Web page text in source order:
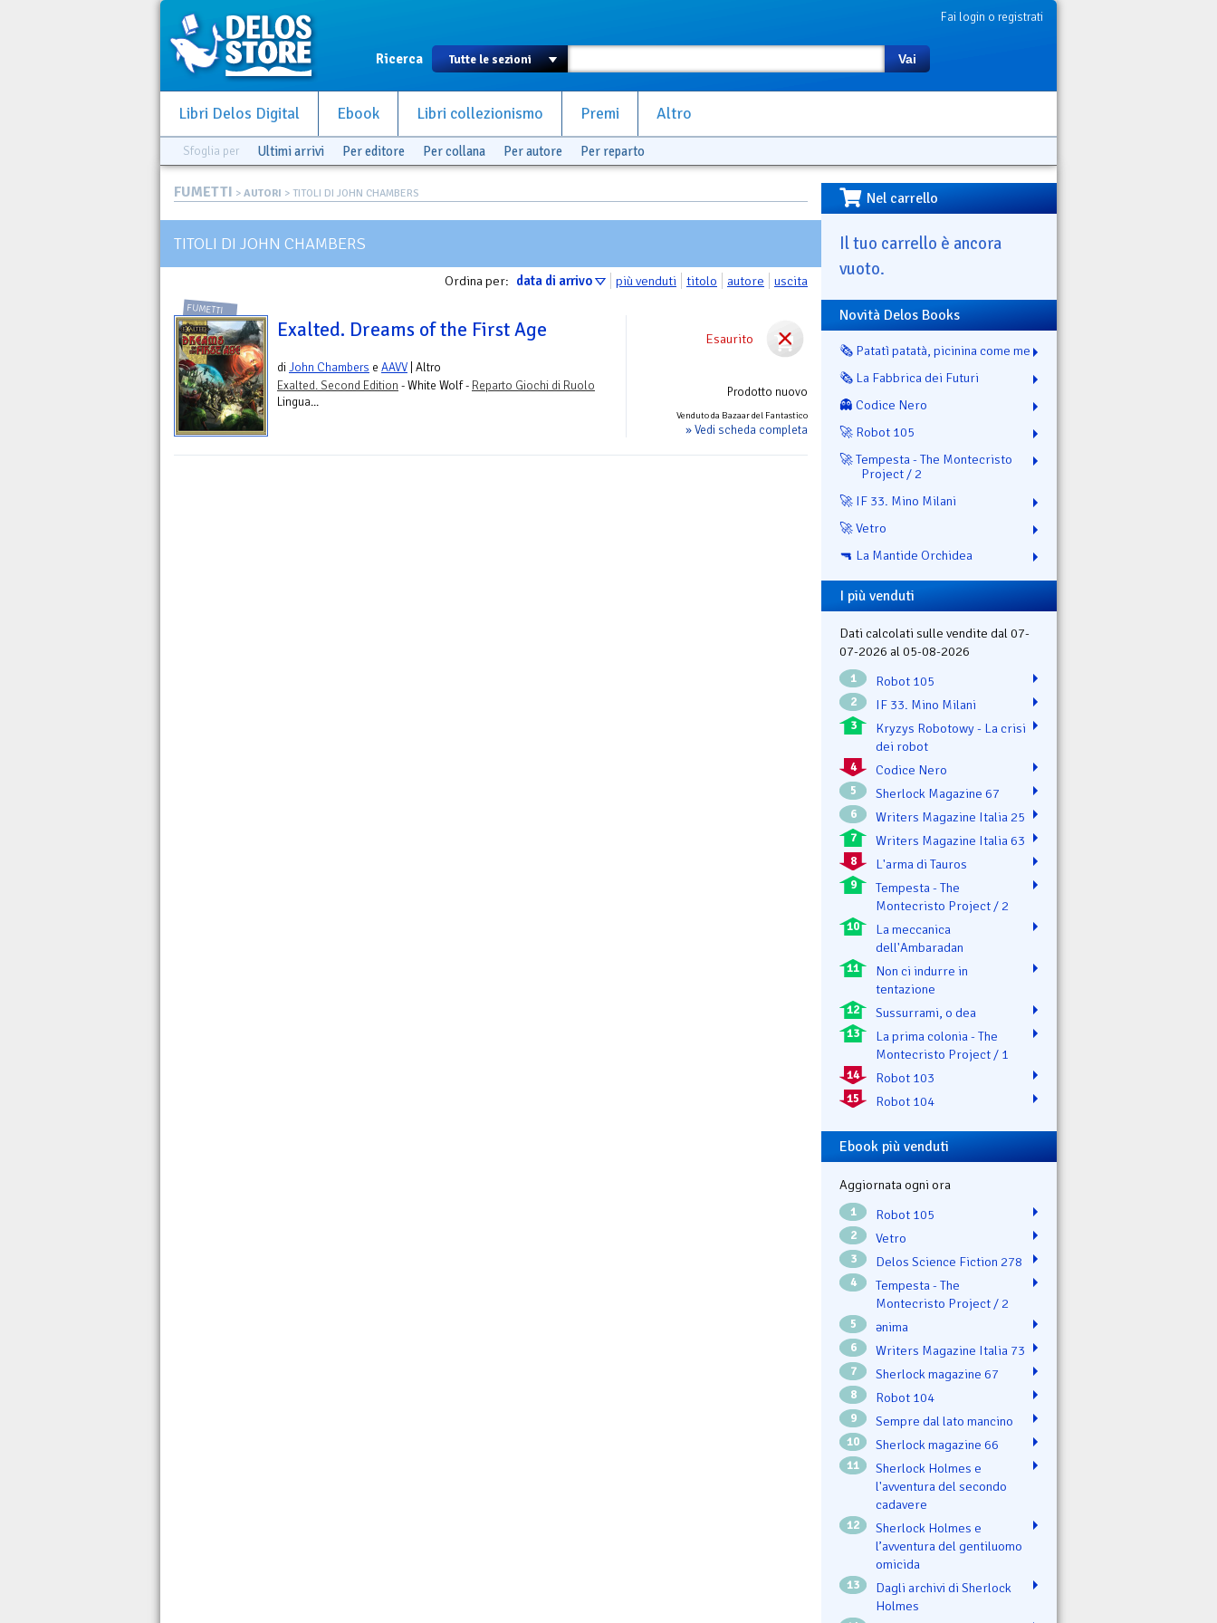
Fai login o registrati
Ricerca Vai
Libri Delos Digital Ebook Libri collezionismo Premi Altro
Sfoglia per Ultimi arrivi Per editore Per collana Per autore Per reparto
FUMETTI > AUTORI > TITOLI DI JOHN CHAMBERS
TITOLI DI JOHN CHAMBERS
Ordina per: data di arrivo più venduti titolo autore uscita
Esaurito
Prodotto nuovo
Venduto da Bazaar del Fantastico
» Vedi scheda completa
FUMETTI
Exalted. Dreams of the First Age
diJohn Chambers e AAVV | Altro
Exalted. Second Edition - White Wolf - Reparto Giochi di Ruolo
Lingua...
Nel carrello
Il tuo carrello è ancora
vuoto.
Novità Delos Books
🗞️ Patatì patatà, picinina come me
🗞️ La Fabbrica dei Futuri
👻 Codice Nero
🚀 Robot 105
🚀 Tempesta - The Montecristo
Project / 2
🚀 IF 33. Mino Milani
🚀 Vetro
🔫 La Mantide Orchidea
I più venduti
Dati calcolati sulle vendite dal 07-
07-2026 al 05-08-2026
1 Robot 105
2 IF 33. Mino Milani
3
Kryzys Robotowy - La crisi
dei robot
4 Codice Nero
5 Sherlock Magazine 67
6 Writers Magazine Italia 25
7 Writers Magazine Italia 63
8 L'arma di Tauros
9
Tempesta - The
Montecristo Project / 2
10
La meccanica
dell'Ambaradan
11
Non ci indurre in
tentazione
12 Sussurrami, o dea
13
La prima colonia - The
Montecristo Project / 1
14 Robot 103
15 Robot 104
Ebook più venduti
Aggiornata ogni ora
1 Robot 105
2 Vetro
3 Delos Science Fiction 278
4
Tempesta - The
Montecristo Project / 2
5 ənima
6 Writers Magazine Italia 73
7 Sherlock magazine 67
8 Robot 104
9 Sempre dal lato mancino
10 Sherlock magazine 66
11
Sherlock Holmes e
l'avventura del secondo
cadavere
12
Sherlock Holmes e
l’avventura del gentiluomo
omicida
13
Dagli archivi di Sherlock
Holmes